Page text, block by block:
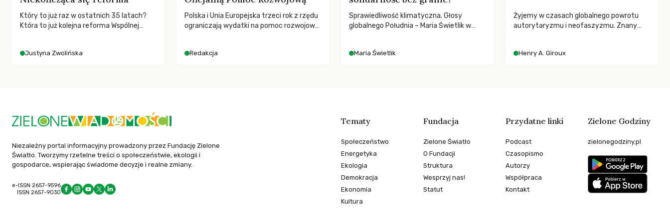
Który to już raz w ostatnich 35 latach?
Która to już kolejna reforma Wspólnej
społeczne?
Justyna Zwolińska
Polska i Unia Europejska trzeci rok z rzędu
ograniczają wydatki na pomoc rozwojową
dla krajów najbardziej potrzebujących, a
Redakcja
Sprawiedliwość klimatyczna. Głosy
globalnego Południa – Maria Świetlik w
Maria Świetlik
Żyjemy w czasach globalnego powrotu
autorytaryzmu i neofaszyzmu. Znany
społeczeństwo. Czy współczesne
Henry A. Giroux
Niezależny portal informacyjny prowadzony przez Fundację Zielone
Światło. Tworzymy rzetelne treści o społeczeństwie, ekologii i
gospodarce, wspierając świadome decyzje i realne zmiany.
e-ISSN 2657-9596
ISSN 2657-9030
Tematy
Społeczeństwo
Energetyka
Ekologia
Demokracja
Ekonomia
Kultura
Fundacja
Zielone Światło
O Fundacji
Struktura
Wesprzyj nas!
Statut
Przydatne linki
Podcast
Czasopismo
Autorzy
Współpraca
Kontakt
Zielone Godziny
zielonegodziny.pl